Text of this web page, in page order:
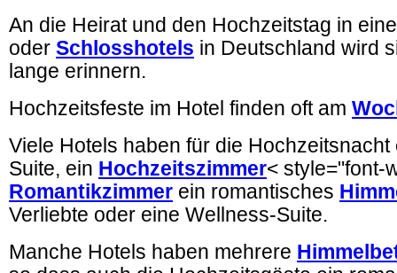
An die Heirat und den Hochzeitstag in
oder Schlosshotels in Deutschland wird
lange erinnern.
Hochzeitsfeste im Hotel finden oft am
Viele Hotels haben für die
Suite, ein Hochzeitszimmer< style="font-
Romantikzimmer ein romantisches
Verliebte oder eine Wellness-Suite.
Manche Hotels haben mehrere